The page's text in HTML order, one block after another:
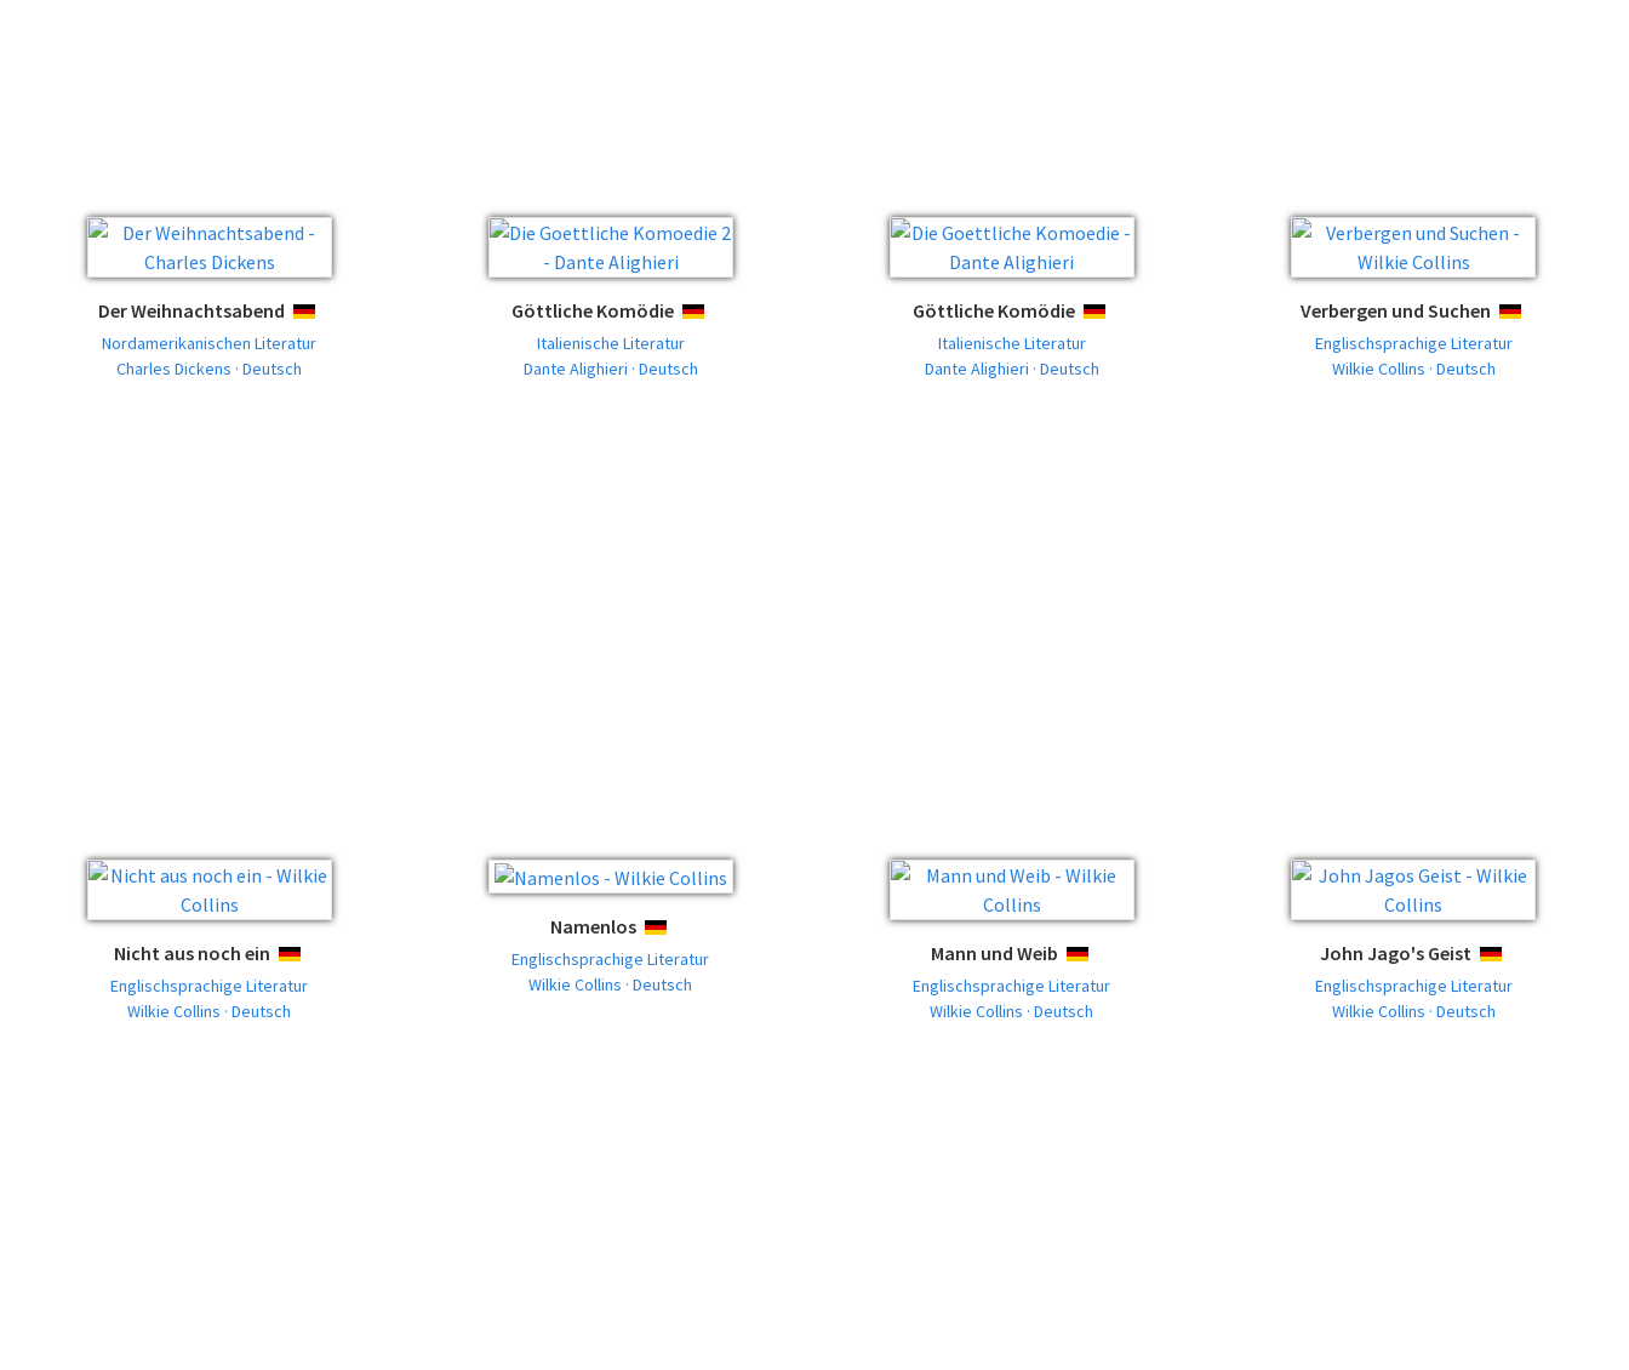
Der Weihnachtsabend DEUTSCH
Nordamerikanischen Literatur
Charles Dickens · Deutsch
Göttliche Komödie DEUTSCH
Italienische Literatur
Dante Alighieri · Deutsch
Göttliche Komödie DEUTSCH
Italienische Literatur
Dante Alighieri · Deutsch
Verbergen und Suchen DEUTSCH
Englischsprachige Literatur
Wilkie Collins · Deutsch
Nicht aus noch ein DEUTSCH
Englischsprachige Literatur
Wilkie Collins · Deutsch
Namenlos DEUTSCH
Englischsprachige Literatur
Wilkie Collins · Deutsch
Mann und Weib DEUTSCH
Englischsprachige Literatur
Wilkie Collins · Deutsch
John Jago's Geist DEUTSCH
Englischsprachige Literatur
Wilkie Collins · Deutsch